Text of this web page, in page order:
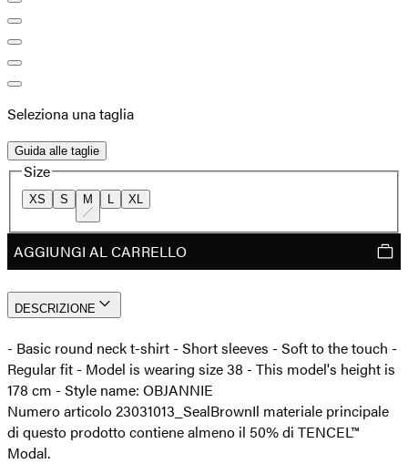
Seleziona una taglia
Guida alle taglie
Size
XS S M L XL
AGGIUNGI AL CARRELLO
DESCRIZIONE
- Basic round neck t-shirt - Short sleeves - Soft to the touch -
Regular fit - Model is wearing size 38 - This model's height is
178 cm - Style name: OBJANNIE
Numero articolo 23031013_SealBrownIl materiale principale
di questo prodotto contiene almeno il 50% di TENCEL™
Modal.